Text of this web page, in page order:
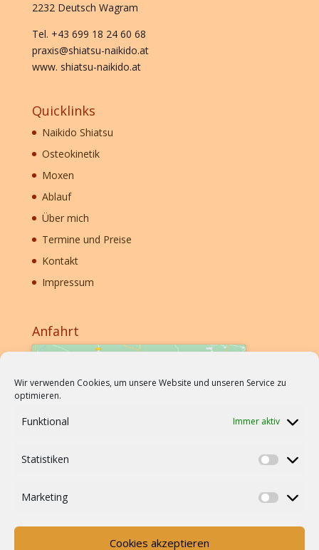
Wir verwenden Cookies, um unsere Website und unseren Service zu
optimieren.
Funktional Immer aktiv
Statistiken
Marketing
Cookies akzeptieren
2232 Deutsch Wagram
Tel. +43 699 18 24 60 68
praxis@shiatsu-naikido.at
www. shiatsu-naikido.at
Quicklinks
Naikido Shiatsu
Osteokinetik
Moxen
Ablauf
Über mich
Termine und Preise
Kontakt
Impressum
Anfahrt
akzeptieren und diesen Inhalt zu aktivieren